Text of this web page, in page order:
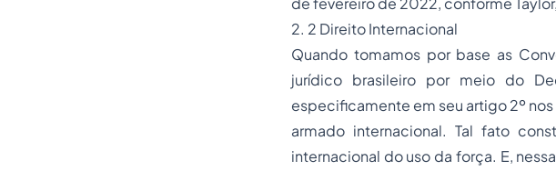
2. 2 Direito Internacional
Quando tomamos por base as
jurídico brasileiro por meio do
especificamente em seu artigo 2º
armado internacional. Tal fato
internacional do uso da força. E,